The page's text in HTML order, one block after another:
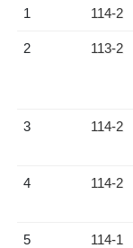
1 114-2
2 113-2
3 114-2
4 114-2
5 114-1